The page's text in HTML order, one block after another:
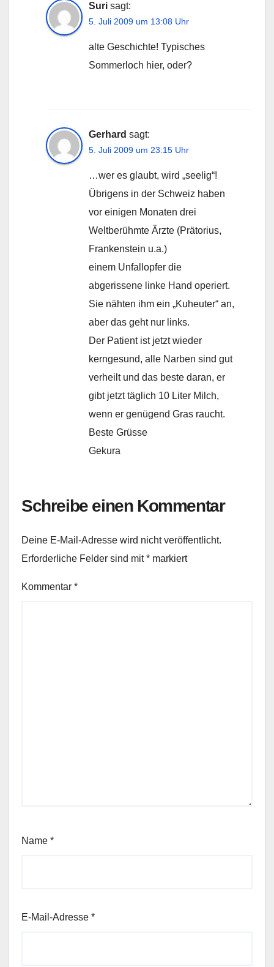
Suri sagt:
5. Juli 2009 um 13:08 Uhr
alte Geschichte! Typisches
Sommerloch hier, oder?
Gerhard sagt:
5. Juli 2009 um 23:15 Uhr
…wer es glaubt, wird „seelig“!
Übrigens in der Schweiz haben
vor einigen Monaten drei
Weltberühmte Ärzte (Prätorius,
Frankenstein u.a.)
einem Unfallopfer die
abgerissene linke Hand operiert.
Sie nähten ihm ein „Kuheuter“ an,
aber das geht nur links.
Der Patient ist jetzt wieder
kerngesund, alle Narben sind gut
verheilt und das beste daran, er
gibt jetzt täglich 10 Liter Milch,
wenn er genügend Gras raucht.
Beste Grüsse
Gekura
Schreibe einen Kommentar
Deine E-Mail-Adresse wird nicht veröffentlicht.
Erforderliche Felder sind mit* markiert
Kommentar *
Name *
E-Mail-Adresse *